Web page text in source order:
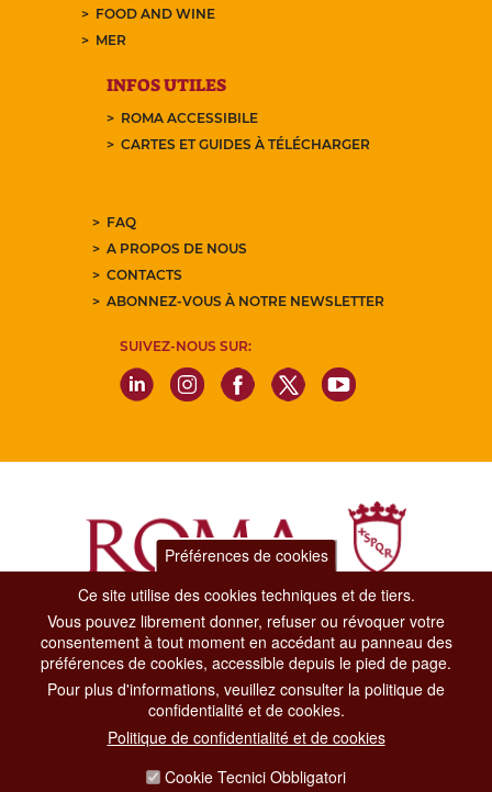
FOOD AND WINE
MER
INFOS UTILES
ROMA ACCESSIBILE
CARTES ET GUIDES À TÉLÉCHARGER
FAQ
A PROPOS DE NOUS
CONTACTS
ABONNEZ-VOUS À NOTRE NEWSLETTER
SUIVEZ-NOUS SUR:
Dipartimento Grandi Eventi, Sport, Turismo e Moda.
Via di San Basilio, 51
00187 Roma
CONTACT CENTER TEL. 06 06 08
CONTATTA LA REDAZIONE
Préférences de cookies
Ce site utilise des cookies techniques et de tiers.
Vous pouvez librement donner, refuser ou révoquer votre
consentement à tout moment en accédant au panneau des
préférences de cookies, accessible depuis le pied de page.
Pour plus d'informations, veuillez consulter la politique de
confidentialité et de cookies.
Politique de confidentialité et de cookies
Cookie Tecnici Obbligatori